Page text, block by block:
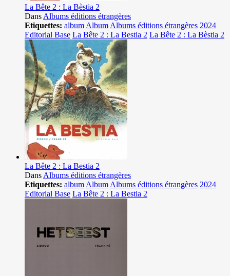
La Bête 2 : La Bèstia 2
Dans Albums éditions étrangères
Etiquettes: album Album Albums éditions étrangères 2024
Editorial Base La Bête 2 : La Bestia 2 La Bête 2 : La Bèstia 2
La Bête 2 : La Bestia 2
Dans Albums éditions étrangères
Etiquettes: album Album Albums éditions étrangères 2024
Editorial Base La Bête 2 : La Bestia 2